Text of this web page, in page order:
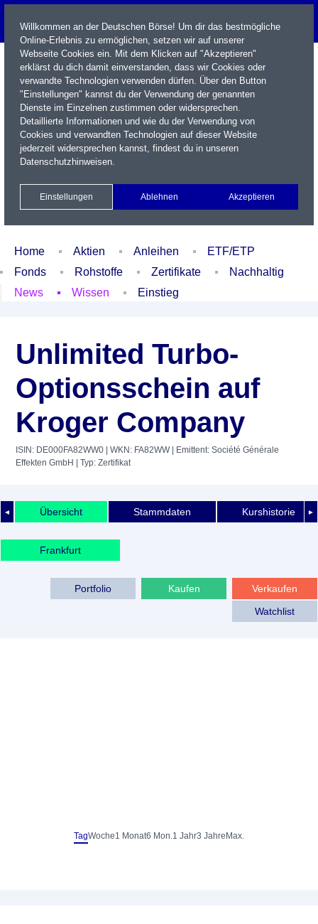
Name / WKN / ISIN / Kürzel
Xetra Realtime
Watchlist Portfolio Login
Home Aktien Anleihen
ETF/ETP
Fonds
Rohstoffe Zertifikate
Nachhaltig
News
Wissen Einstieg
Unlimited Turbo-
Optionsschein auf
Kroger Company
ISIN: DE000FA82WW0 | WKN: FA82WW| Emittent: Société Générale
Effekten GmbH
| Typ: Zertifikat
◄ ►
Übersicht Stammdaten Kurshistorie
Frankfurt
Verkaufen
Kaufen
Portfolio
Watchlist
TagWoche1 Monat6 Mon.1 Jahr3 Jahre Max.
Willkommen an der Deutschen Börse! Um dir das bestmögliche
Online-Erlebnis zu ermöglichen, setzen wir auf unserer
Webseite Cookies ein. Mit dem Klicken auf "Akzeptieren"
erklärst du dich damit einverstanden, dass wir Cookies oder
verwandte Technologien verwenden dürfen. Über den Button
"Einstellungen" kannst du der Verwendung der genannten
Dienste im Einzelnen zustimmen oder widersprechen.
Detaillierte Informationen und wie du der Verwendung von
Cookies und verwandten Technologien auf dieser Website
jederzeit widersprechen kannst, findest du in unseren
Datenschutzhinweisen.
Einstellungen Ablehnen Akzeptieren